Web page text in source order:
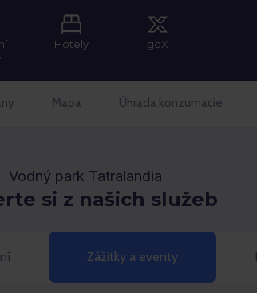
Hotely goX
Mapa Úhrada konzumacie
Vodný park Tatralandia
si z našich služeb
Zážitky a eventy